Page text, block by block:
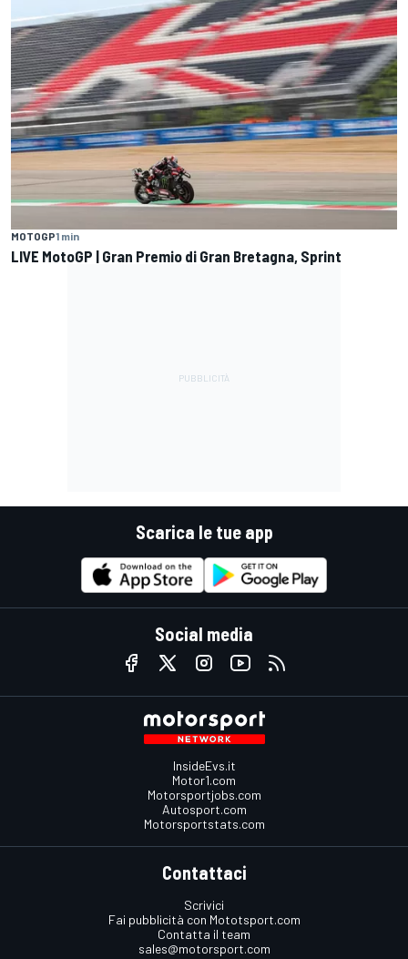
MOTOGP1 min
LIVE MotoGP | Gran Premio di Gran Bretagna, Sprint
Scarica le tue app
Social media
InsideEvs.it
Motor1.com
Motorsportjobs.com
Autosport.com
Motorsportstats.com
Contattaci
Scrivici
Fai pubblicità con Mototsport.com
Contatta il team
sales@motorsport.com